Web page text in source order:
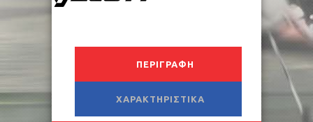
ΠΕΡΙΓΡΑΦΉ
ΧΑΡΑΚΤΗΡΙΣΤΙΚΆ